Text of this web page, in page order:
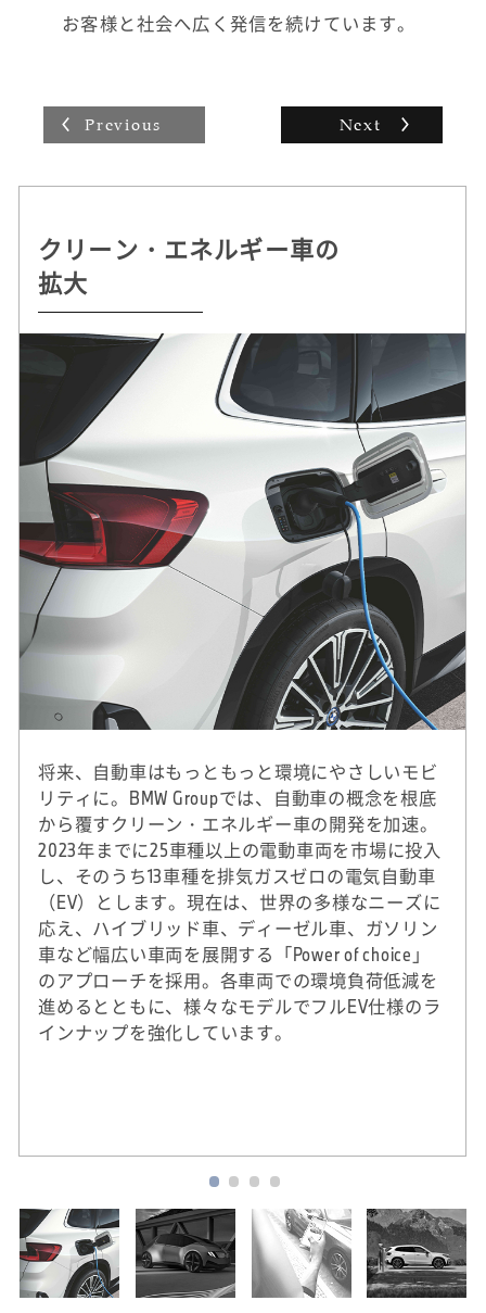
一番早く済む方法をご提案し、安心していた
がいを感じます。
お客様と社会へ広く発信を続けています。
クリーン・エネルギー車の
拡大
将来、自動車はもっともっと環境にやさしいモビ
リティに。BMW Groupでは、自動車の概念を根底
から覆すクリーン・エネルギー車の開発を加速。
2023年までに25車種以上の電動車両を市場に投入
し、そのうち13車種を排気ガスゼロの電気自動車
（EV）とします。現在は、世界の多様なニーズに
応え、ハイブリッド車、ディーゼル車、ガソリン
車など幅広い車両を展開する「Power of choice」
のアプローチを採用。各車両での環境負荷低減を
進めるとともに、様々なモデルでフルEV仕様のラ
インナップを強化しています。
持続可能な
クルマづくりを追求
自動運転 /
デジタル・サービスの革新
ドライビング・プレジャー
へのこだわり
Previous Next